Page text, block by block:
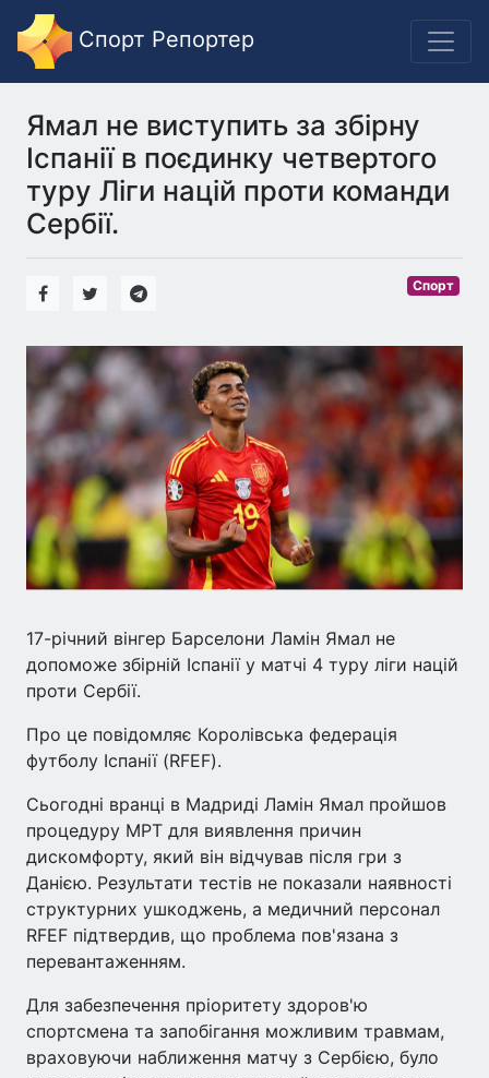
Спорт Репортер
Ямал не виступить за збірну
Іспанії в поєдинку четвертого
туру Ліги націй проти команди
Сербії.
Спорт
17-річний вінгер Барселони Ламін Ямал не
допоможе збірній Іспанії у матчі 4 туру ліги націй
проти Сербії.
Про це повідомляє Королівська федерація
футболу Іспанії (RFEF).
Сьогодні вранці в Мадриді Ламін Ямал пройшов
процедуру МРТ для виявлення причин
дискомфорту, який він відчував після гри з
Данією. Результати тестів не показали наявності
структурних ушкоджень, а медичний персонал
RFEF підтвердив, що проблема пов'язана з
перевантаженням.
Для забезпечення пріоритету здоров'ю
спортсмена та запобігання можливим травмам,
враховуючи наближення матчу з Сербією, було